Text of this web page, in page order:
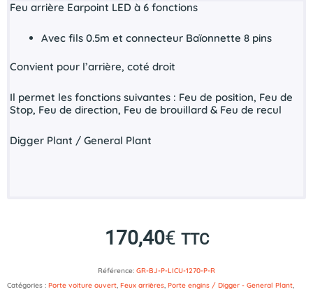
Feu arrière Earpoint LED à 6 fonctions
Avec fils 0.5m et connecteur Baïonnette 8 pins
Convient pour l’arrière, coté droit
Il permet les fonctions suivantes : Feu de position, Feu de
Stop, Feu de direction, Feu de brouillard & Feu de recul
Digger Plant / General Plant
170,40€ TTC
Référence: GR-BJ-P-LICU-1270-P-R
Catégories : Porte voiture ouvert, Feux arrières, Porte engins / Digger - General Plant,